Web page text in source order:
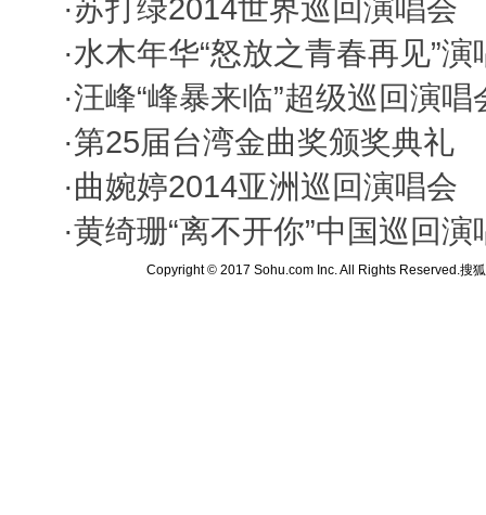
·苏打绿2014世界巡回演唱会
·水木年华“怒放之青春再见”演
·汪峰“峰暴来临”超级巡回演唱
·第25届台湾金曲奖颁奖典礼
·曲婉婷2014亚洲巡回演唱会
·黄绮珊“离不开你”中国巡回演
Copyright © 2017 Sohu.com Inc. All Rights Reserved.搜